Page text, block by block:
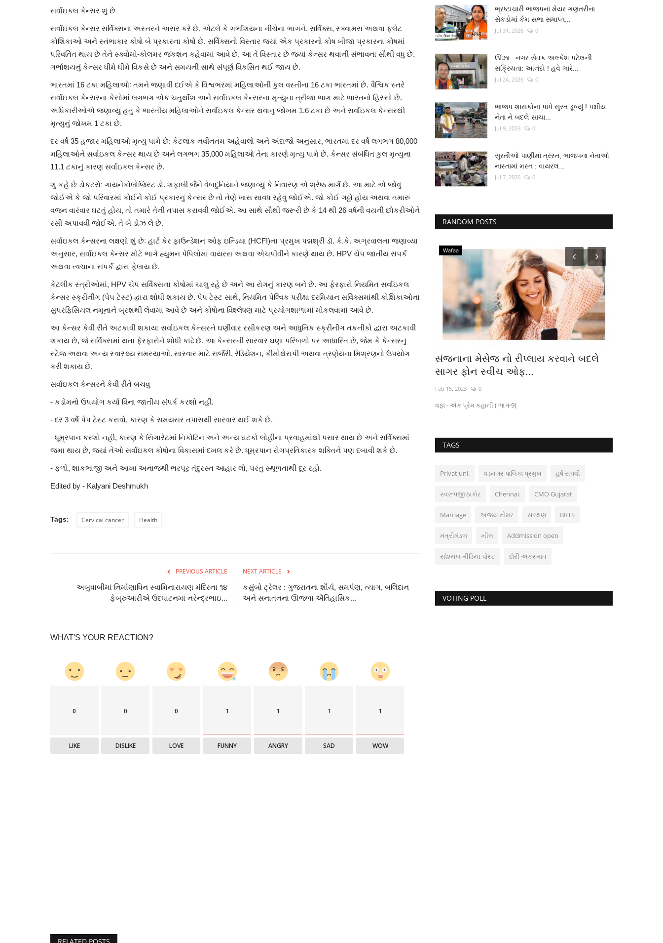
સર્વાઇકલ કેન્સર શું છે
સર્વાઇકલ કેન્સર સર્વિક્સના અસ્તરને અસર કરે છે, એટલે કે ગર્ભાશયના નીચેના ભાગને. સર્વિક્સ, સ્ક્વામસ અથવા ફ્લેટ
કોશિકાઓ અને સ્તંભાકાર કોષો બે પ્રકારના કોષો છે. સર્વિક્સનો વિસ્તાર જ્યાં એક પ્રકારનો કોષ બીજા પ્રકારના કોષમાં
પરિવર્તિત થાય છે તેને સ્ક્વોમો-કોલમર જંકશન કહેવામાં આવે છે. આ તે વિસ્તાર છે જ્યાં કેન્સર થવાની સંભાવના સૌથી વધુ છે.
ગર્ભાશયનું કેન્સર ધીમે ધીમે વિકસે છે અને સમયની સાથે સંપૂર્ણ વિકસિત થઈ જાય છે.
ભારતમાં 16 ટકા મહિલાઓઃ તમને જણાવી દઈએ કે વિશ્વભરમાં મહિલાઓની કુલ વસ્તીના 16 ટકા ભારતમાં છે. વૈશ્વિક સ્તરે
સર્વાઇકલ કેન્સરના કેસોમાં લગભગ એક ચતુર્થાંશ અને સર્વાઇકલ કેન્સરના મૃત્યુના ત્રીજા ભાગ માટે ભારતનો હિસ્સો છે.
અધિકારીઓએ જણાવ્યું હતું કે ભારતીય મહિલાઓને સર્વાઇકલ કેન્સર થવાનું જોખમ 1.6 ટકા છે અને સર્વાઇકલ કેન્સરથી
મૃત્યુનું જોખમ 1 ટકા છે.
દર વર્ષે 35 હજાર મહિલાઓ મૃત્યુ પામે છે: કેટલાક નવીનતમ અહેવાલો અને અંદાજો અનુસાર, ભારતમાં દર વર્ષે લગભગ 80,000
મહિલાઓને સર્વાઇકલ કેન્સર થાય છે અને લગભગ 35,000 મહિલાઓ તેના કારણે મૃત્યુ પામે છે. કેન્સર સંબંધિત કુલ મૃત્યુના
11.1 ટકાનું કારણ સર્વાઇકલ કેન્સર છે.
શું કહે છે ડોકટરોઃ ગાયનેકોલોજિસ્ટ ડો. શફાલી જૈને વેબદુનિયાને જણાવ્યું કે નિવારણ એ શ્રેષ્ઠ માર્ગ છે. આ માટે એ જોવું
જોઈએ કે જો પરિવારમાં કોઈને કોઈ પ્રકારનું કેન્સર છે તો તેણે ખાસ સાવધ રહેવું જોઈએ. જો કોઈ ગઠ્ઠો હોય અથવા તમારું
વજન વારંવાર ઘટતું હોય, તો તમારે તેની તપાસ કરાવવી જોઈએ. આ સાથે સૌથી જરૂરી છે કે 14 થી 26 વર્ષની વયની છોકરીઓને
રસી અપાવવી જોઈએ. તે બે ડોઝ લે છે.
સર્વાઇકલ કેન્સરના લક્ષણો શું છેઃ હાર્ટ કેર ફાઉન્ડેશન ઓફ ઇન્ડિયા (HCFI)ના પ્રમુખ પદ્મશ્રી ડૉ. કે.કે. અગ્રવાલના જણાવ્યા
અનુસાર, સર્વાઇકલ કેન્સર મોટે ભાગે હ્યુમન પેપિલોમા વાયરસ અથવા એચપીવીને કારણે થાય છે. HPV ચેપ જાતીય સંપર્ક
અથવા ત્વચાના સંપર્ક દ્વારા ફેલાય છે.
કેટલીક સ્ત્રીઓમાં, HPV ચેપ સર્વિક્સના કોષોમાં ચાલુ રહે છે અને આ રોગનું કારણ બને છે. આ ફેરફારો નિયમિત સર્વાઇકલ
કેન્સર સ્ક્રીનીંગ (પેપ ટેસ્ટ) દ્વારા શોધી શકાય છે. પેપ ટેસ્ટ સાથે, નિયમિત પેલ્વિક પરીક્ષા દરમિયાન સર્વિક્સમાંથી કોશિકાઓના
સુપરફિસિયલ નમૂનાને બ્રશથી લેવામાં આવે છે અને કોષોના વિશ્લેષણ માટે પ્રયોગશાળામાં મોકલવામાં આવે છે.
આ કેન્સર કેવી રીતે અટકાવી શકાય: સર્વાઇકલ કેન્સરને ઘણીવાર રસીકરણ અને આધુનિક સ્ક્રીનીંગ તકનીકો દ્વારા અટકાવી
શકાય છે, જે સર્વિક્સમાં થતા ફેરફારોને શોધી કાઢે છે. આ કેન્સરની સારવાર ઘણા પરિબળો પર આધારિત છે, જેમ કે કેન્સરનું
સ્ટેજ અથવા અન્ય સ્વાસ્થ્ય સમસ્યાઓ. સારવાર માટે સર્જરી, રેડિયેશન, કીમોથેરાપી અથવા ત્રણેયના મિશ્રણનો ઉપયોગ
કરી શકાય છે.
સર્વાઇકલ કેન્સરને કેવી રીતે બચવુ
- કડોમનો ઉપયોગ કર્યા વિના જાતીય સંપર્ક કરશો નહીં.
- દર 3 વર્ષે પેપ ટેસ્ટ કરાવો, કારણ કે સમયસર તપાસથી સારવાર થઈ શકે છે.
- ધૂમ્રપાન કરશો નહીં, કારણ કે સિગારેટમાં નિકોટિન અને અન્ય ઘટકો લોહીના પ્રવાહમાંથી પસાર થાય છે અને સર્વિક્સમાં
જમા થાય છે, જ્યાં તેઓ સર્વાઇકલ કોષોના વિકાસમાં દખલ કરે છે. ધૂમ્રપાન રોગપ્રતિકારક શક્તિને પણ દબાવી શકે છે.
- ફળો, શાકભાજી અને આખા અનાજથી ભરપૂર તંદુરસ્ત આહાર લો, પરંતુ સ્થૂળતાથી દૂર રહો.
Edited by - Kalyani Deshmukh
Tags: Cervical cancer Health
PREVIOUS ARTICLE
અબુધાબીમાં નિર્માણાધિન સ્‍વામિનારાયણ મંદિરના ૧૪
ફેબ્રુઆરીએ ઉદઘાટનમાં નરેન્‍દ્રભાઇ...
NEXT ARTICLE
કસુંબો ટ્રેલર : ગુજરાતના શૌર્ય, સમર્પણ, ત્યાગ, બલિદાન
અને સનાતનના ઊજળા ઐતિહાસિક...
WHAT'S YOUR REACTION?
0
LIKE
0
DISLIKE
0
LOVE
1
FUNNY
1
ANGRY
1
SAD
1
WOW
ભ્રષ્ટાચારી ભાજપનાં મેયર ગણતરીના
સેકંડોમાં કેમ સભા સમાપ્ત...
Jul 31, 2026 0
ઊંઝા : નગર સેવક અલ્કેશ પટેલની
સક્રિયતા: આનંદો ! હવે ભારે...
Jul 24, 2026 0
ભાજપ શાસકોના પાપે સુરત ડૂબ્યું ! પક્ષીય
નેતા ને બદલે સાચા...
Jul 9, 2026 0
સુરતીઓ પાણીમાં ત્રસ્ત, ભાજપના નેતાઓ
નાસ્તામાં મસ્ત : વાયરલ...
Jul 7, 2026 0
RANDOM POSTS
Editorial
સુરત : શિક્ષણમંત્રી નું ભાષણ શરૂ થતાં જ
શિક્ષકોએ ચાલતી...
Sep 3, 2023 0
National
...તો હાયર એજ્યુકેશનમાં બેઠકો અનામત
Wafaa
સંજનાના મેસેજ નો રીપ્લાય કરવાને બદલે
સાગર ફોન સ્વીચ ઓફ...
Feb 15, 2023 0
વફા - એક પ્રેમ કહાની ( ભાગ-9)
TAGS
Privat uni. વડનગર પાલિકા પ્રમુખ હર્ષ સંઘવી
સ્વરૂપજી ઠાકોર Chennai. CMO Gujarat
Marriage અજય તોમર સરક્ષણ BRTS
મંત્રીમંડળ ખીલ Addmission open
સોશ્યલ મીડિયા પોસ્ટ દોરી અકસ્માત
VOTING POLL